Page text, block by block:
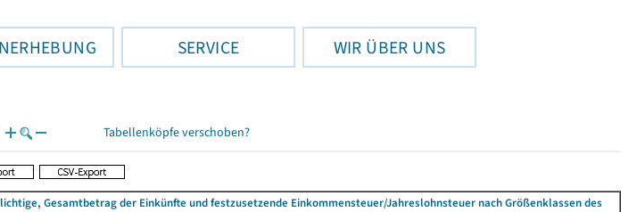
SERVICE WIR ÜBER UNS
Tabellenköpfe verschoben?
Gesamtbetrag der Einkünfte und festzusetzende Einkommensteuer/Jahreslohnsteuer nach Größenklassen des